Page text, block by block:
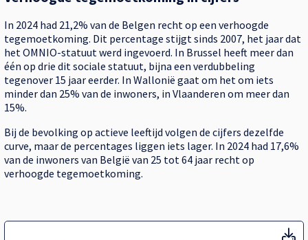
In 2024 had 21,2% van de Belgen recht op een verhoogde
tegemoetkoming. Dit percentage stijgt sinds 2007, het jaar dat
het OMNIO-statuut werd ​​​​ingevoerd. In Brussel heeft meer dan
één op drie dit sociale statuut, bijna een verdubbeling
tegenover 15 jaar eerder. In Wallonië gaat om het om iets
minder dan 25% van de inwoners, in Vlaanderen om meer dan
15%.
Bij de bevolking op actieve leeftijd volgen de cijfers dezelfde
curve, maar de percentages liggen iets lager. In 2024 had 17,6%
van de inwoners van België van 25 tot 64 jaar recht op
verhoogde tegemoetkoming.